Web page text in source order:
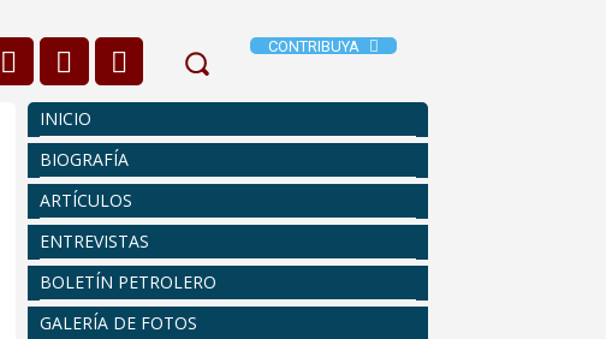
CONTRIBUYA
INICIO
BIOGRAFÍA
ARTÍCULOS
ENTREVISTAS
BOLETÍN PETROLERO
GALERÍA DE FOTOS